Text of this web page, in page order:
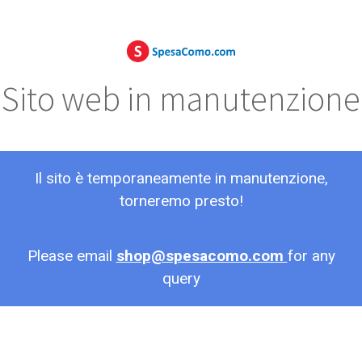
Sito web in manutenzione
Il sito è temporaneamente in manutenzione,
torneremo presto!
Please email shop@spesacomo.com for any
query